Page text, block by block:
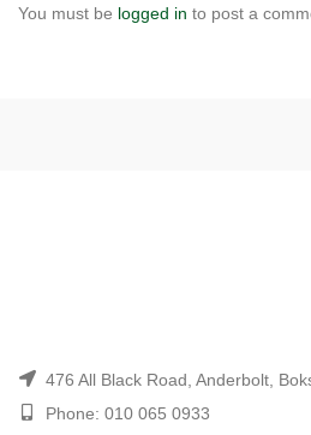
You must be logged in to post a
476 All Black Road, Anderbolt,
Phone: 010 065 0933